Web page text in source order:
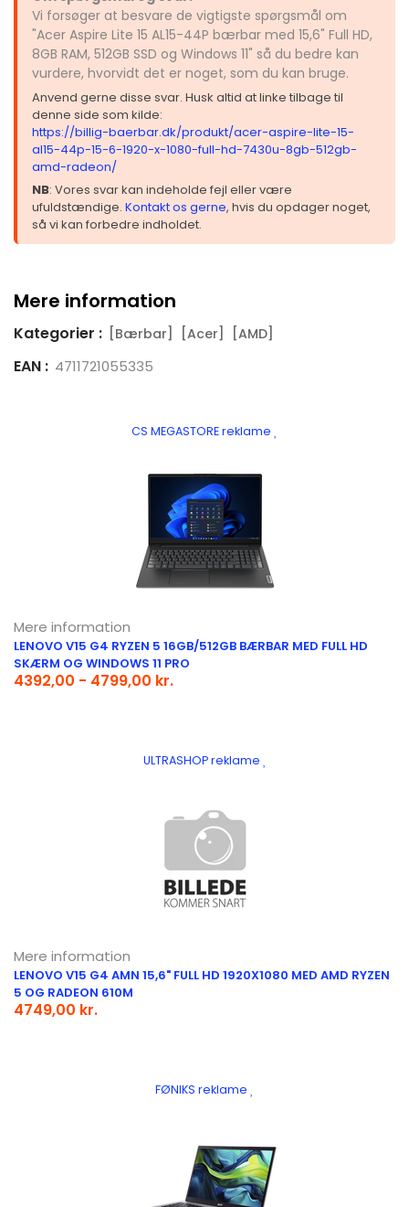
Vi forsøger at besvare de vigtigste spørgsmål om
"Acer Aspire Lite 15 AL15-44P bærbar med 15,6" Full HD,
8GB RAM, 512GB SSD og Windows 11" så du bedre kan
vurdere, hvorvidt det er noget, som du kan bruge.
Anvend gerne disse svar. Husk altid at linke tilbage til
denne side som kilde:
https://billig-baerbar.dk/produkt/acer-aspire-lite-15-
al15-44p-15-6-1920-x-1080-full-hd-7430u-8gb-512gb-
amd-radeon/
NB: Vores svar kan indeholde fejl eller være
ufuldstændige. Kontakt os gerne, hvis du opdager noget,
så vi kan forbedre indholdet.
Mere information
Kategorier : [Bærbar] [Acer] [AMD]
EAN : 4711721055335
CS MEGASTORE reklame
Mere information
LENOVO V15 G4 RYZEN 5 16GB/512GB BÆRBAR MED FULL HD
SKÆRM OG WINDOWS 11 PRO
4392,00 - 4799,00 kr.
ULTRASHOP reklame
Mere information
LENOVO V15 G4 AMN 15,6" FULL HD 1920X1080 MED AMD RYZEN
5 OG RADEON 610M
4749,00 kr.
FØNIKS reklame